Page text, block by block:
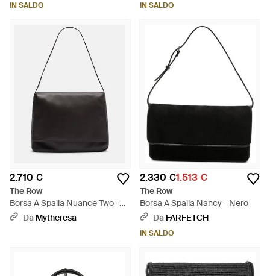
IN SALDO IN SALDO
2.710 €
The Row
Borsa A Spalla Nuance Two -
NeroDa Mytheresa
2.330 €1.513 €
The Row
Borsa A Spalla Nancy - Nero
Da FARFETCH
IN SALDO